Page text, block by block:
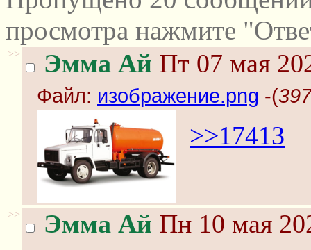
просмотра нажмите
>> Эмма Ай Пт 07 мая
Файл: изображение.png -(
>>17413
>> Эмма Ай Пн 10 мая